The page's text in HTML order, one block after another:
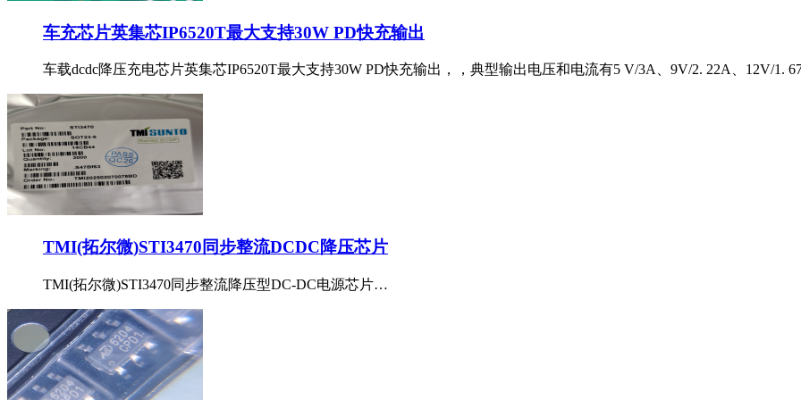
车充芯片英集芯IP6520T最大支持30W PD快充输出
车载dcdc降压充电芯片英集芯IP6520T最大支持30W PD快充输出，，典型输出电压和电流有5 V/3A、9V/2. 22A、12V/1.
TMI(拓尔微)STI3470同步整流DCDC降压芯片
TMI(拓尔微)STI3470同步整流降压型DC-DC电源芯片…